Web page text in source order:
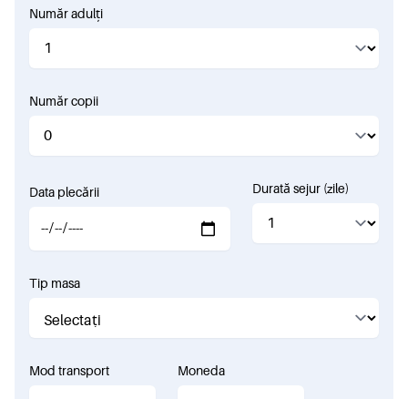
Număr adulți
Număr copii
Data plecării Durată sejur (zile)
Tip masa
Mod transport Moneda